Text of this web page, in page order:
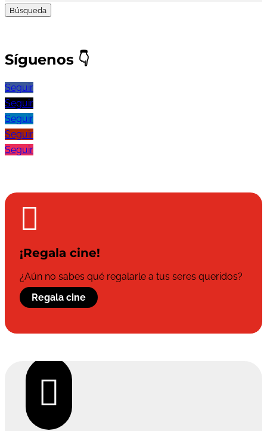
Síguenos 👇
Seguir
Seguir
Seguir
Seguir
Seguir

¡Regala cine!
¿Aún no sabes qué regalarle a tus seres queridos?
Regala cine
